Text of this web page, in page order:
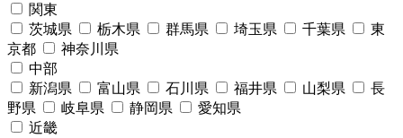
関東
茨城県
栃木県 群馬県 埼玉県 千葉県
東
京都
神奈川県
中部
新潟県
富山県 石川県 福井県 山梨県
長
野県
岐阜県 静岡県
愛知県
近畿